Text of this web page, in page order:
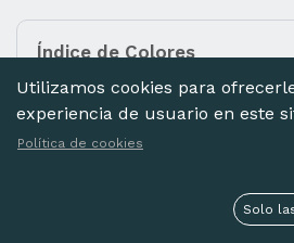
Índice de Colores
Añada diferentes colores a la
en las imágenes de abajo.
Utilizamos cookies para
experiencia de usuario en este
Política de cookies
Solo